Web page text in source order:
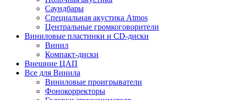
Саундбары
Специальная акустика Atmos
Центральные громкоговорители
Виниловые пластинки и CD-диски
Винил
Компакт-диски
Внешние ЦАП
Все для Винила
Виниловые проигрыватели
Фонокорректоры